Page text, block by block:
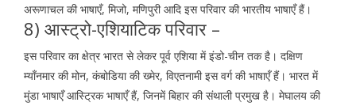
अरूणाचल की भाषाएँ, मिजो, मणिपुरी आदि इस परिवार की भारतीय भाषाएँ हैं।
8) आस्ट्रो-एशियाटिक परिवार –
इस परिवार का क्षेत्र भारत से लेकर पूर्व एशिया में इंडो-चीन तक है। दक्षिण
म्याँनमार की मोन, कंबोडिया की ख्मेर, विएतनामी इस वर्ग की भाषाएँ हैं। भारत में
मुंडा भाषाएँ आस्ट्रिक भाषाएँ हैं, जिनमें बिहार की संथाली प्रमुख है। मेघालय की